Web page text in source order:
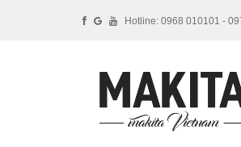
Hotline: 0968 010101 -